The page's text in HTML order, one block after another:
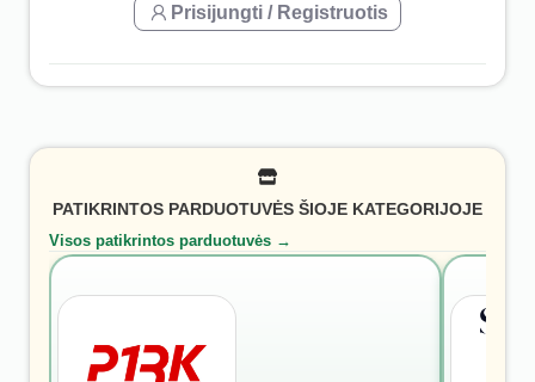
Prisijungti / Registruotis
PATIKRINTOS PARDUOTUVĖS ŠIOJE KATEGORIJOJE
Visos patikrintos parduotuvės →